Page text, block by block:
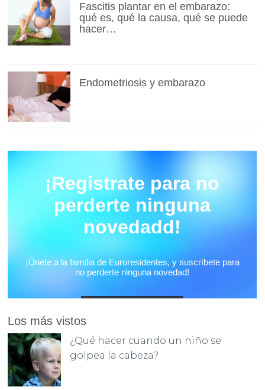
Fascitis plantar en el embarazo:
qué es, qué la causa, qué se puede
hacer…
Endometriosis y embarazo
Los más vistos
¿Qué hacer cuando un niño se
golpea la cabeza?